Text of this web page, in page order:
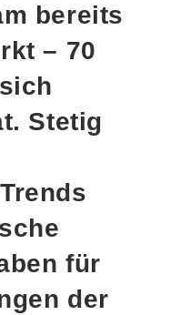
bereits
– 70
Stetig
für
der